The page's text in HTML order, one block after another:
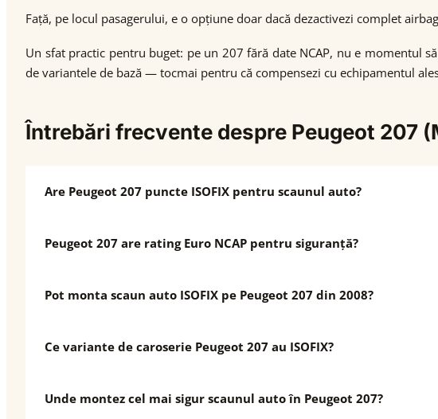
Față, pe locul pasagerului, e o opțiune doar dacă dezactivezi complet
Un sfat practic pentru buget: pe un 207 fără date NCAP, nu e momentul
de variantele de bază — tocmai pentru că compensezi cu echipamentul
Întrebări frecvente despre Peugeot 207
Are Peugeot 207 puncte ISOFIX pentru scaunul auto?
Peugeot 207 are rating Euro NCAP pentru siguranță?
Pot monta scaun auto ISOFIX pe Peugeot 207 din 2008?
Ce variante de caroserie Peugeot 207 au ISOFIX?
Unde montez cel mai sigur scaunul auto în Peugeot 207?